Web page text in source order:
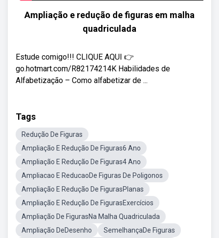
Ampliação e redução de figuras em malha
quadriculada
Estude comigo!!! CLIQUE AQUI 👉
go.hotmart.com/R82174214K Habilidades de
Alfabetização – Como alfabetizar de ...
Tags
Redução De Figuras
Ampliação E Redução De Figuras6 Ano
Ampliação E Redução De Figuras4 Ano
Ampliacao E ReducaoDe Figuras De Poligonos
Ampliação E Redução De FigurasPlanas
Ampliação E Redução De FigurasExercícios
Ampliação De FigurasNa Malha Quadriculada
Ampliação DeDesenho
SemelhançaDe Figuras